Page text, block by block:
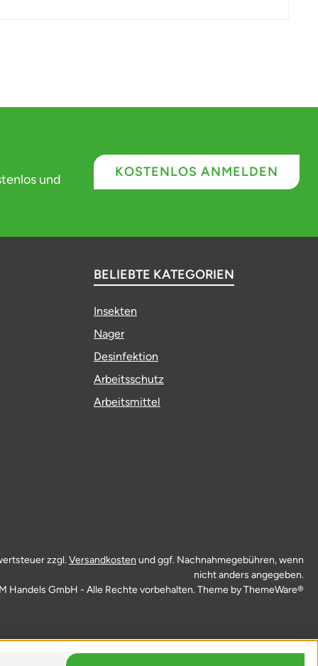
und
KOSTENLOS ANMELDEN
BELIEBTE KATEGORIEN
Insekten
Nager
Desinfektion
Arbeitsschutz
Arbeitsmittel
zzgl. Versandkosten und ggf. Nachnahmegebühren, wenn
nicht anders angegeben.
Handels GmbH - Alle Rechte vorbehalten. Theme byThemeWare®